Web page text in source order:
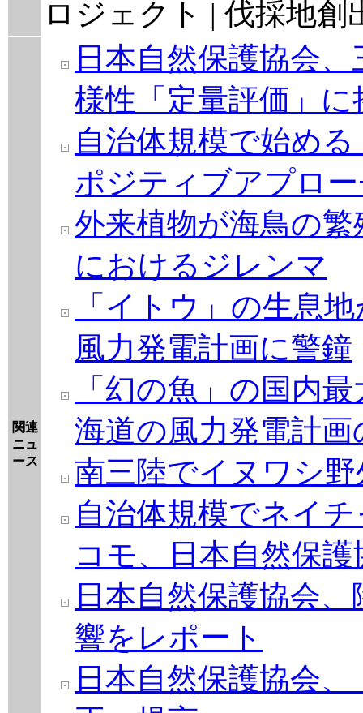
ロジェクト | 伐採地創
関連
ニュ
ース
日本自然保護協会
様性「定量評価」に
自治体規模で始め
ポジティブアプロ
外来植物が海鳥の
におけるジレンマ
「イトウ」の生息
風力発電計画に警鐘
「幻の魚」の国内
海道の風力発電計
南三陸でイヌワシ
自治体規模でネイ
コモ、日本自然保
日本自然保護協会
響をレポート
日本自然保護協会